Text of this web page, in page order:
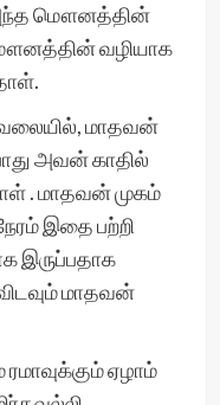
மௌனத்தின்
வழியாக
மாதவன்
அவன் காதில்
. மாதவன் முகம்
இதை பற்றி
இருப்பதாக
மாதவன்
ஏழாம்